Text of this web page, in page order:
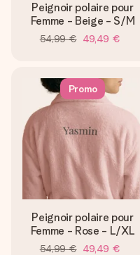
Peignoir polaire pour
Femme - Beige - S/M
54,99 € 49,49 €
Promo
Peignoir polaire pour
Femme - Rose - L/XL
54,99 € 49,49 €